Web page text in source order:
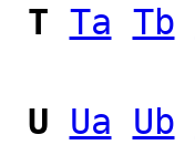
T Ta Tb
U
Ua Ub